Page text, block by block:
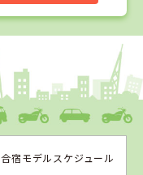
宿モデルスケジュール